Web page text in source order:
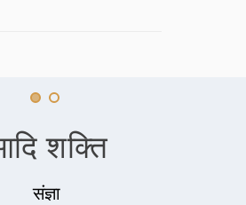
शक्ति
संज्ञा